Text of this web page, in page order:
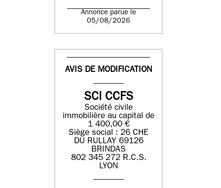
Annonce parue le
05/08/2026
AVIS DE MODIFICATION
SCI CCFS
Société civile
immobilière au capital de
1 400,00 €
Siège social : 26 CHE
DU RULLAY 69126
BRINDAS
802 345 272 R.C.S.
LYON